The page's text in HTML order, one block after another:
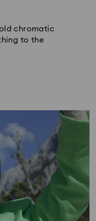
chromatic
to the